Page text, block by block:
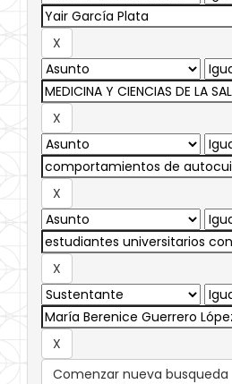
Comenzar nueva busqueda